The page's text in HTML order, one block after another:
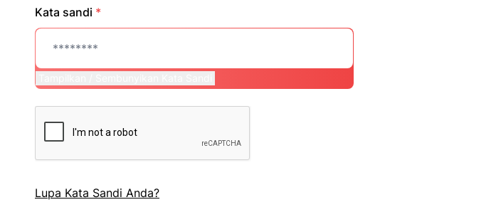
Kata sandi *
Lupa Kata Sandi Anda?